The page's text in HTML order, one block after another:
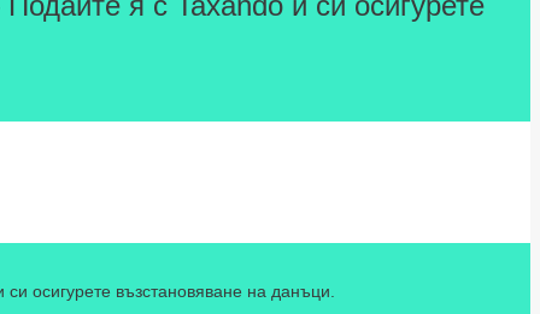
осигурете възстановяване на данъци.